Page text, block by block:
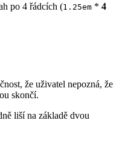
po 4 řádcích (1.25em * 4
že uživatel nepozná, že
skončí.
liší na základě dvou